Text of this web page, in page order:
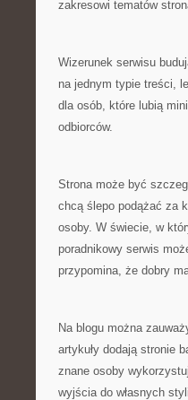
zakresowi tematów
Wizerunek serwisu
na jednym typie treści,
dla osób, które lubią
odbiorców.
Strona może być
chcą ślepo podążać za
osoby. W świecie, w
poradnikowy serwis
przypomina, że dobry
Na blogu można
artykuły dodają stronie
znane osoby
wyjścia do własnych